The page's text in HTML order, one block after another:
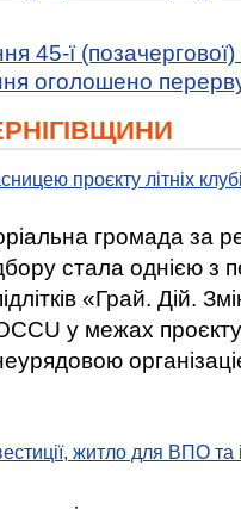
45-ї (позачергової)
оголошено
проєкту літніх
громада за
стала однією
«Грай. Дій.
у межах
житло для ВПО